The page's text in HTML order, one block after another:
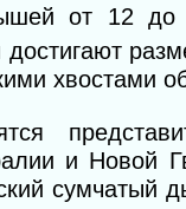
от 12
хвостами
и Новой
сумчатый